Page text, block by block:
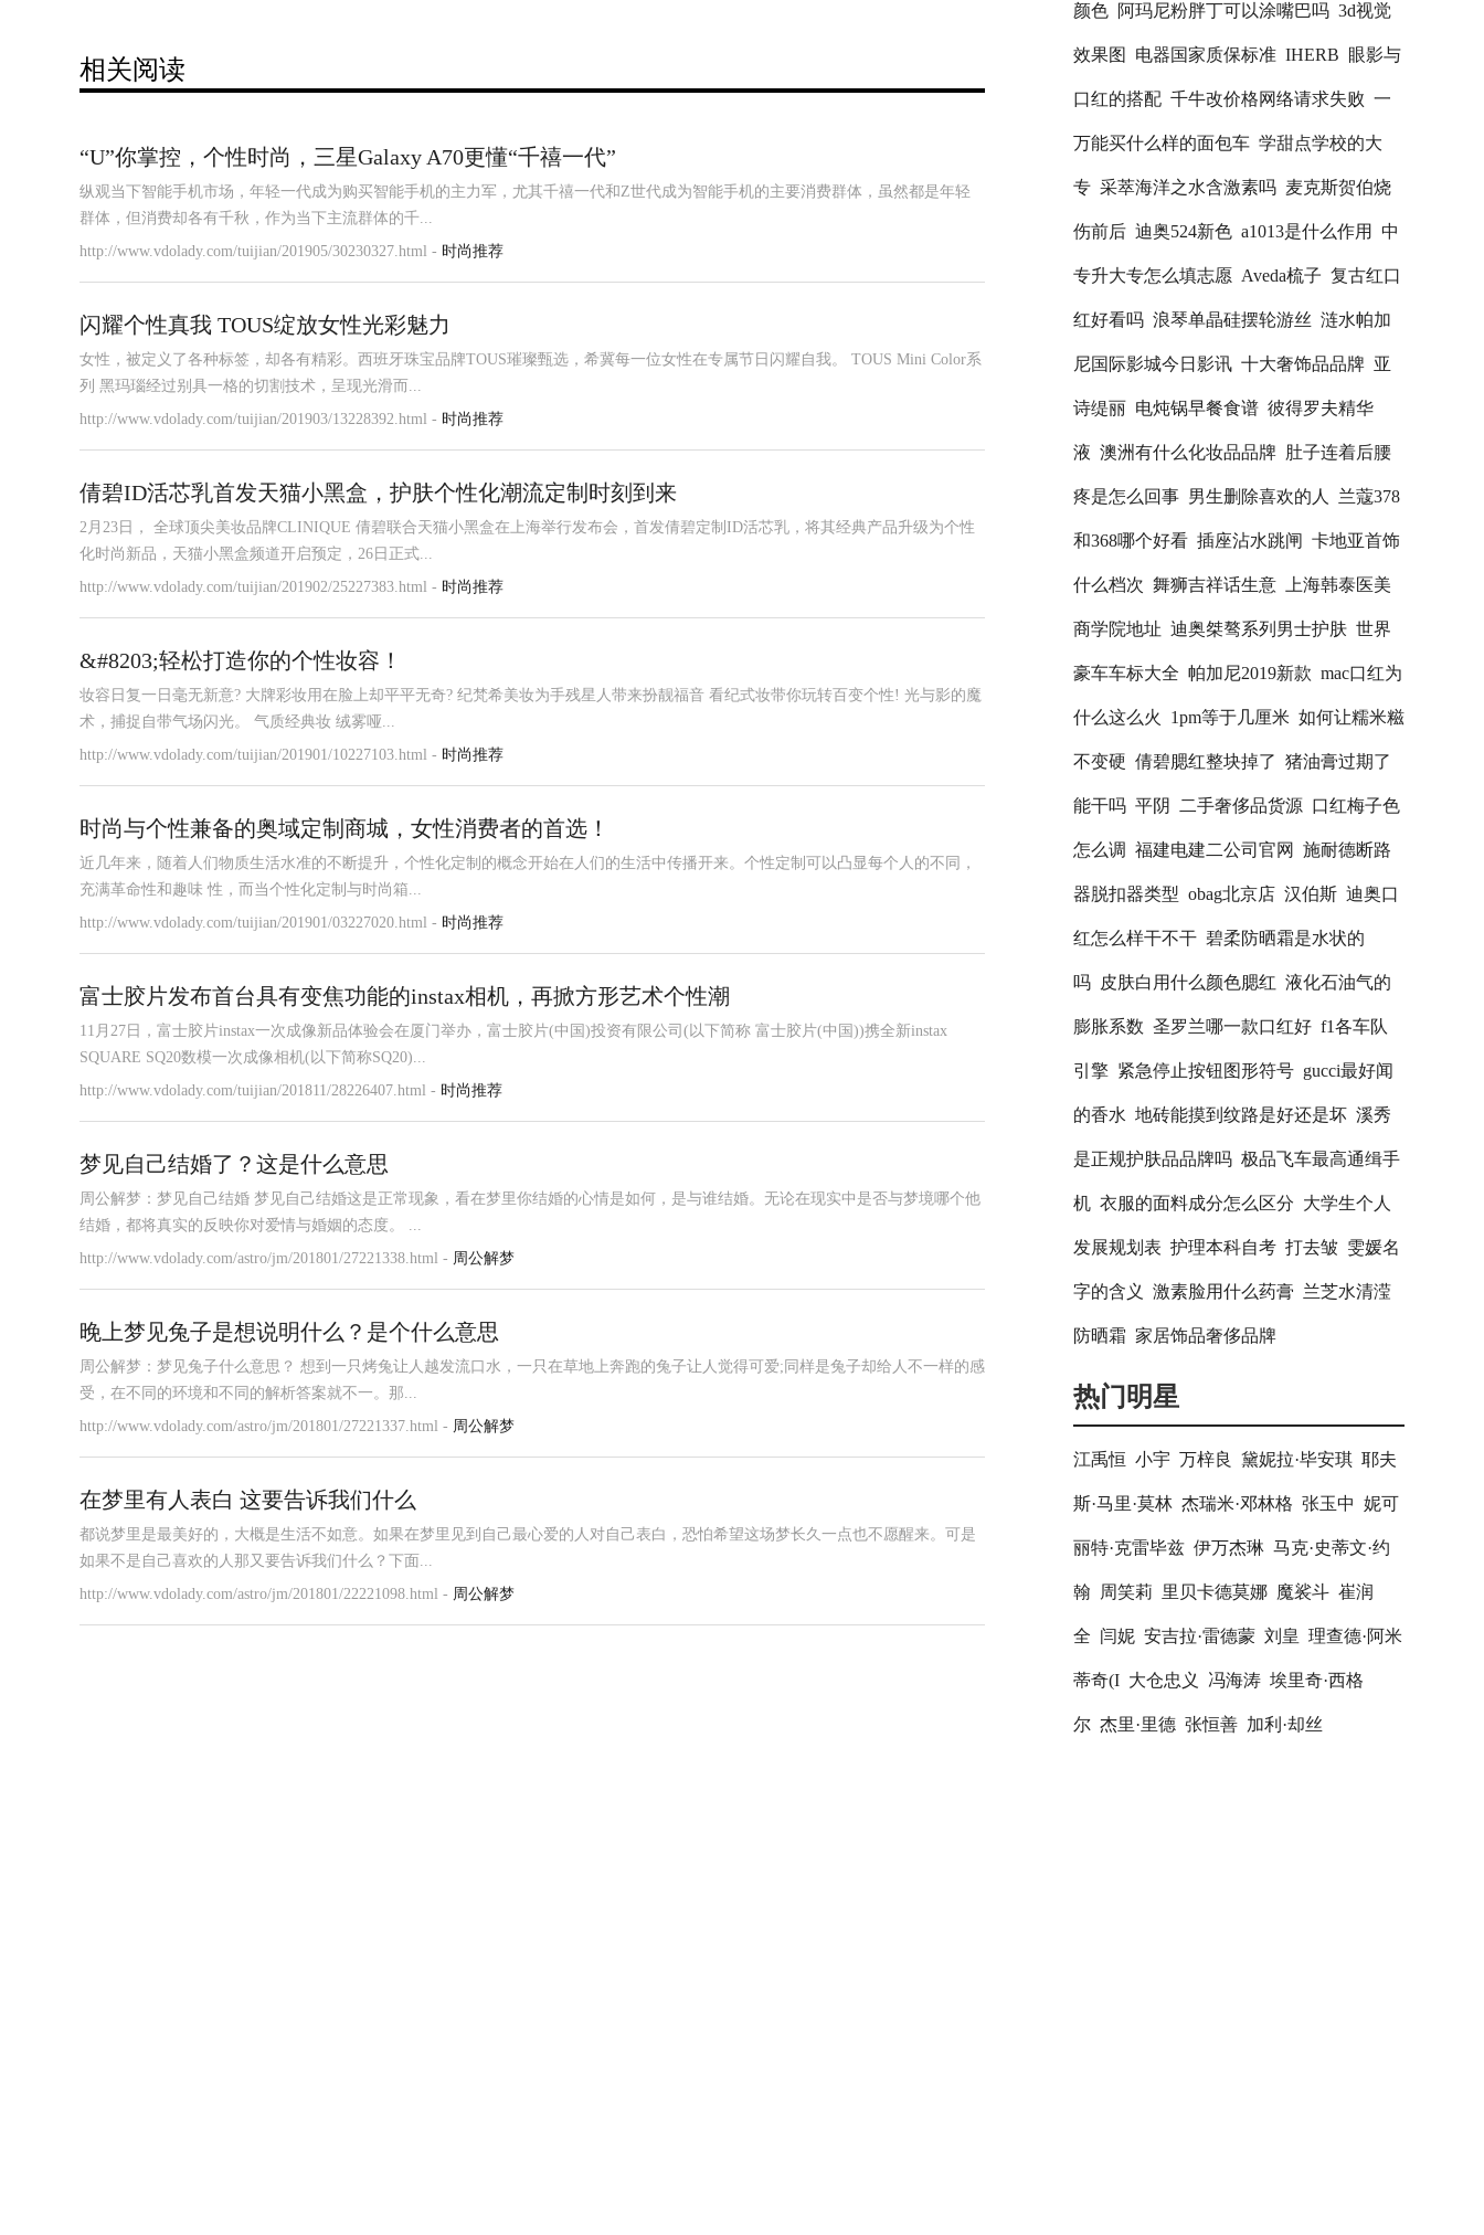
相关阅读
“U”你掌控，个性时尚，三星Galaxy A70更懂“千禧一代”
纵观当下智能手机市场，年轻一代成为购买智能手机的主力军，尤其千禧一代和Z世代成为智能手机的主要消费群体，虽然都是年轻
群体，但消费却各有千秋，作为当下主流群体的千...
http://www.vdolady.com/tuijian/201905/30230327.html - 时尚推荐
闪耀个性真我 TOUS绽放女性光彩魅力
女性，被定义了各种标签，却各有精彩。西班牙珠宝品牌TOUS璀璨甄选，希冀每一位女性在专属节日闪耀自我。 TOUS Mini Color系
列 黑玛瑙经过别具一格的切割技术，呈现光滑而...
http://www.vdolady.com/tuijian/201903/13228392.html - 时尚推荐
倩碧ID活芯乳首发天猫小黑盒，护肤个性化潮流定制时刻到来
2月23日， 全球顶尖美妆品牌CLINIQUE 倩碧联合天猫小黑盒在上海举行发布会，首发倩碧定制ID活芯乳，将其经典产品升级为个性
化时尚新品，天猫小黑盒频道开启预定，26日正式...
http://www.vdolady.com/tuijian/201902/25227383.html - 时尚推荐
&#8203;轻松打造你的个性妆容！
妆容日复一日毫无新意? 大牌彩妆用在脸上却平平无奇? 纪梵希美妆为手残星人带来扮靓福音 看纪式妆带你玩转百变个性! 光与影的魔
术，捕捉自带气场闪光。 气质经典妆 绒雾哑...
http://www.vdolady.com/tuijian/201901/10227103.html - 时尚推荐
时尚与个性兼备的奥域定制商城，女性消费者的首选！
近几年来，随着人们物质生活水准的不断提升，个性化定制的概念开始在人们的生活中传播开来。个性定制可以凸显每个人的不同，
充满革命性和趣味 性，而当个性化定制与时尚箱...
http://www.vdolady.com/tuijian/201901/03227020.html - 时尚推荐
富士胶片发布首台具有变焦功能的instax相机，再掀方形艺术个性潮
11月27日，富士胶片instax一次成像新品体验会在厦门举办，富士胶片(中国)投资有限公司(以下简称 富士胶片(中国))携全新instax
SQUARE SQ20数模一次成像相机(以下简称SQ20)...
http://www.vdolady.com/tuijian/201811/28226407.html - 时尚推荐
梦见自己结婚了？这是什么意思
周公解梦：梦见自己结婚 梦见自己结婚这是正常现象，看在梦里你结婚的心情是如何，是与谁结婚。无论在现实中是否与梦境哪个他
结婚，都将真实的反映你对爱情与婚姻的态度。 ...
http://www.vdolady.com/astro/jm/201801/27221338.html - 周公解梦
晚上梦见兔子是想说明什么？是个什么意思
周公解梦：梦见兔子什么意思？ 想到一只烤兔让人越发流口水，一只在草地上奔跑的兔子让人觉得可爱;同样是兔子却给人不一样的感
受，在不同的环境和不同的解析答案就不一。那...
http://www.vdolady.com/astro/jm/201801/27221337.html - 周公解梦
在梦里有人表白 这要告诉我们什么
都说梦里是最美好的，大概是生活不如意。如果在梦里见到自己最心爱的人对自己表白，恐怕希望这场梦长久一点也不愿醒来。可是
如果不是自己喜欢的人那又要告诉我们什么？下面...
http://www.vdolady.com/astro/jm/201801/22221098.html - 周公解梦
颜色 阿玛尼粉胖丁可以涂嘴巴吗 3d视觉
效果图 电器国家质保标准 IHERB 眼影与
口红的搭配 千牛改价格网络请求失败 一
万能买什么样的面包车 学甜点学校的大
专 采萃海洋之水含激素吗 麦克斯贺伯烧
伤前后 迪奥524新色 a1013是什么作用 中
专升大专怎么填志愿 Aveda梳子 复古红口
红好看吗 浪琴单晶硅摆轮游丝 涟水帕加
尼国际影城今日影讯 十大奢饰品品牌 亚
诗缇丽 电炖锅早餐食谱 彼得罗夫精华
液 澳洲有什么化妆品品牌 肚子连着后腰
疼是怎么回事 男生删除喜欢的人 兰蔻378
和368哪个好看 插座沾水跳闸 卡地亚首饰
什么档次 舞狮吉祥话生意 上海韩泰医美
商学院地址 迪奥桀骜系列男士护肤 世界
豪车车标大全 帕加尼2019新款 mac口红为
什么这么火 1pm等于几厘米 如何让糯米糍
不变硬 倩碧腮红整块掉了 猪油膏过期了
能干吗 平阴 二手奢侈品货源 口红梅子色
怎么调 福建电建二公司官网 施耐德断路
器脱扣器类型 obag北京店 汉伯斯 迪奥口
红怎么样干不干 碧柔防晒霜是水状的
吗 皮肤白用什么颜色腮红 液化石油气的
膨胀系数 圣罗兰哪一款口红好 f1各车队
引擎 紧急停止按钮图形符号 gucci最好闻
的香水 地砖能摸到纹路是好还是坏 溪秀
是正规护肤品品牌吗 极品飞车最高通缉手
机 衣服的面料成分怎么区分 大学生个人
发展规划表 护理本科自考 打去皱 雯媛名
字的含义 激素脸用什么药膏 兰芝水清滢
防晒霜 家居饰品奢侈品牌
热门明星
江禹恒 小宇 万梓良 黛妮拉·毕安琪 耶夫
斯·马里·莫林 杰瑞米·邓林格 张玉中 妮可
丽特·克雷毕兹 伊万杰琳 马克·史蒂文·约
翰 周笑莉 里贝卡德莫娜 魔裟斗 崔润
全 闫妮 安吉拉·雷德蒙 刘皇 理查德·阿米
蒂奇(I 大仓忠义 冯海涛 埃里奇·西格
尔 杰里·里德 张恒善 加利·却丝